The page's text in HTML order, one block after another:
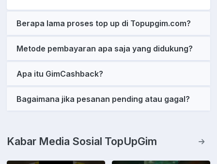
Berapa lama proses top up di Topupgim.com?
Metode pembayaran apa saja yang didukung?
Apa itu GimCashback?
Bagaimana jika pesanan pending atau gagal?
Kabar Media Sosial TopUpGim